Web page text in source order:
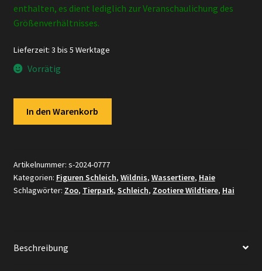
enthalten, es dient lediglich zur Veranschaulichung des
Größenverhältnisses.
Lieferzeit: 3 bis 5 Werktage
Vorrätig
[Treuefigur]
17025
Hai
In den Warenkorb
Artikelnummer: s-2024-0777
Kategorien: Figuren Schleich, Wildnis, Wassertiere, Haie
Schlagwörter: Zoo, Tierpark, Schleich, Zootiere Wildtiere, Hai
Beschreibung